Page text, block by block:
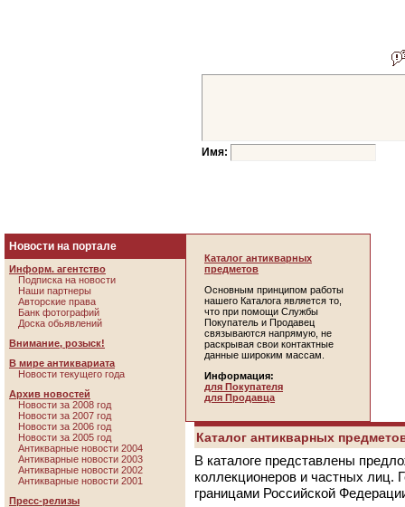
Имя:
Новости на портале
Информ. агентство
Подписка на новости
Наши партнеры
Авторские права
Банк фотографий
Доска обьявлений
Внимание, розыск!
В мире антиквариата
Новости текущего года
Архив новостей
Новости за 2008 год
Новости за 2007 год
Новости за 2006 год
Новости за 2005 год
Антикварные новости 2004
Антикварные новости 2003
Антикварные новости 2002
Антикварные новости 2001
Пресс-релизы
Каталог антикварных
предметов
Основным принципом работы
нашего Каталога является то,
что при помощи Службы
Покупатель и Продавец
связываются напрямую, не
раскрывая свои контактные
данные широким массам.
Информация:
для Покупателя
для Продавца
Каталог антикварных
В каталоге представлены
коллекционеров и частных лиц.
границами Российской